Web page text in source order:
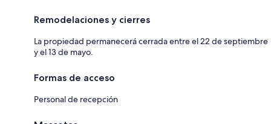
Remodelaciones y cierres
La propiedad permanecerá cerrada entre el 22 de septiembre
y el 13 de mayo.
Formas de acceso
Personal de recepción